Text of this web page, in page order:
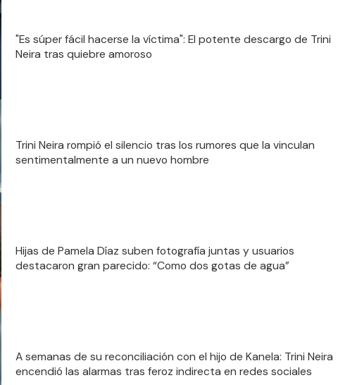
"Es súper fácil hacerse la víctima": El potente descargo de Trini
Neira tras quiebre amoroso
Trini Neira rompió el silencio tras los rumores que la vinculan
sentimentalmente a un nuevo hombre
Hijas de Pamela Díaz suben fotografía juntas y usuarios
destacaron gran parecido: “Como dos gotas de agua”
A semanas de su reconciliación con el hijo de Kanela: Trini Neira
encendió las alarmas tras feroz indirecta en redes sociales